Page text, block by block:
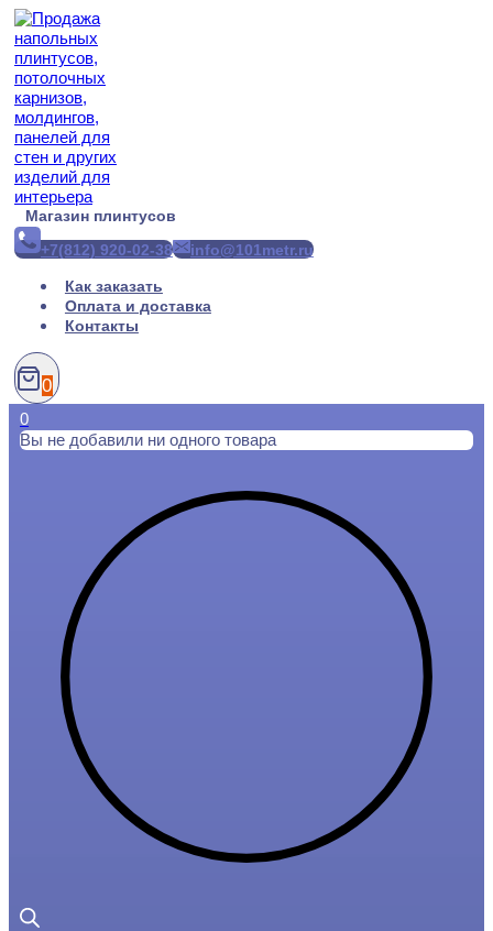
Перейти
содержимому
Магазин плинтусов
+7(812) 920-02-38
info@101metr.ru
Как заказать
Оплата и доставка
Контакты
0
0
Вы не добавили ни одного товара